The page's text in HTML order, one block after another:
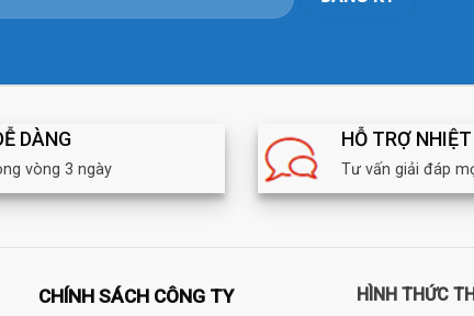
DÀNG
vòng 3 ngày
HỖ TRỢ
Tư vấn giải đáp
CHÍNH SÁCH CÔNG TY HÌNH THỨC